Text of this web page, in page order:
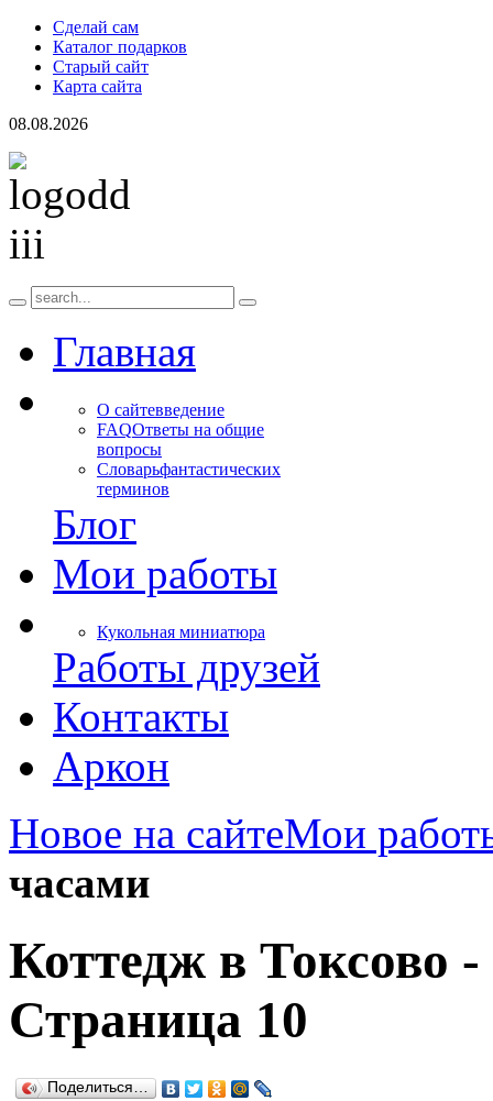
Сделай сам
Каталог подарков
Старый сайт
Карта сайта
08.08.2026
Главная
О сайтевведение
FAQОтветы на общие
вопросы
Словарьфантастических
терминов
Блог
Мои работы
Кукольная миниатюра
Работы друзей
Контакты
Аркон
Новое на сайтеМои
часами
Коттедж в Токсово -
Страница 10
Поделиться…